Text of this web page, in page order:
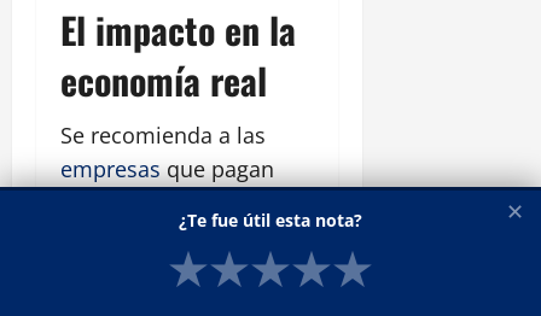
El impacto en la
economía real
Se recomienda a las
empresasque pagan
encima del CCT 130/75
que negocien su
✕
¿Te fue útil esta nota?
★★★★★